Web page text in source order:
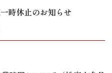
時休止のお知らせ